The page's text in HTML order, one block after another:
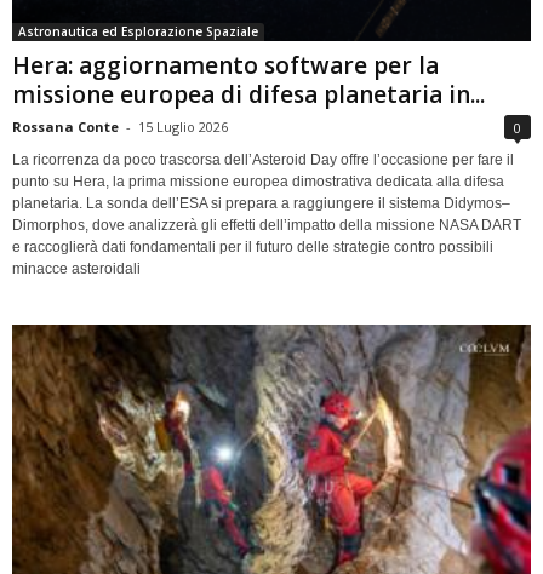
Astronautica ed Esplorazione Spaziale
Hera: aggiornamento software per la
missione europea di difesa planetaria in...
Rossana Conte - 15 Luglio 2026 0
La ricorrenza da poco trascorsa dell’Asteroid Day offre l’occasione per fare il
punto su Hera, la prima missione europea dimostrativa dedicata alla difesa
planetaria. La sonda dell’ESA si prepara a raggiungere il sistema Didymos–
Dimorphos, dove analizzerà gli effetti dell’impatto della missione NASA DART
e raccoglierà dati fondamentali per il futuro delle strategie contro possibili
minacce asteroidali